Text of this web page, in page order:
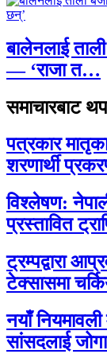
बालेनलाई
— ‘राजा त…
समाचारबाट थप
पत्रकार
शरणार्थी
विश्लेषण:
प्रस्तावित
ट्रम्पद्वारा
टेक्सासमा
नयाँ नियमावली
सांसदलाई